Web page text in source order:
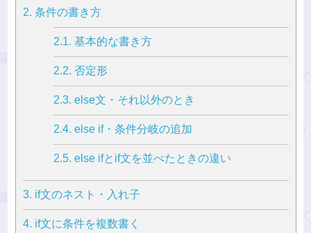
2. 条件の書き方
2.1. 基本的な書き方
2.2. 否定形
2.3. else文・それ以外のとき
2.4. else if・条件分岐の追加
2.5. else ifとif文を並べたときの違い
3. if文のネスト・入れ子
4. if文に条件を複数書く